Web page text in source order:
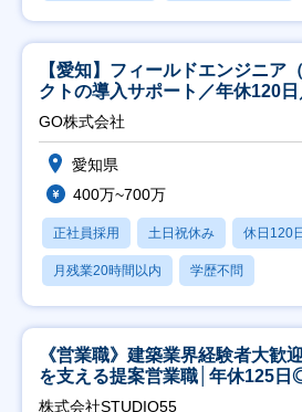
【愛知】フィールドエンジニア
クトの導入サポート／年休120
直帰
GO株式会社
愛知県
400万~700万
正社員採用 土日祝休み 休日120
月残業20時間以内 学歴不問
《営業職》建築業界経験者大歓
を支える提案営業職│年休125日
株式会社STUDIO55